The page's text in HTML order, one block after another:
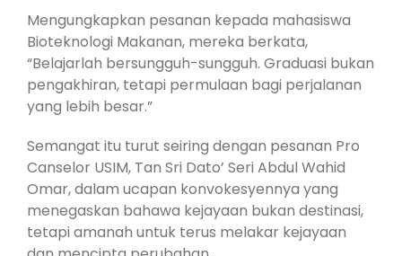
Mengungkapkan pesanan kepada mahasiswa
Bioteknologi Makanan, mereka berkata,
“Belajarlah bersungguh-sungguh. Graduasi bukan
pengakhiran, tetapi permulaan bagi perjalanan
yang lebih besar.”
Semangat itu turut seiring dengan pesanan Pro
Canselor USIM, Tan Sri Dato’ Seri Abdul Wahid
Omar, dalam ucapan konvokesyennya yang
menegaskan bahawa kejayaan bukan destinasi,
tetapi amanah untuk terus melakar kejayaan